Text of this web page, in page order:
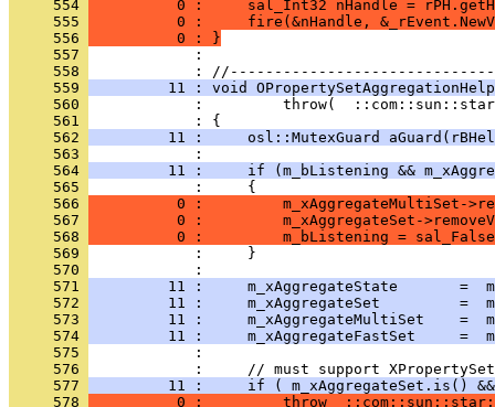
     554
0 :     sal_Int32 nHandle =
     555
0 :     fire(&nHandle,
     556
          0 : }
     557
            :
     558
     559
11 : void
     560
     561
     562
11 :     osl::MutexGuard
     563
     564
11 :     if (m_bListening &&
     565
     566
0 :         m_xAggregateMultiSet-
     567
0 :         m_xAggregateSet-
     568
0 :         m_bListening =
     569
     570
     571
11 :     m_xAggregateState       =
     572
11 :     m_xAggregateSet         =
     573
11 :     m_xAggregateMultiSet    =
     574
11 :     m_xAggregateFastSet     =
     575
     576
     577
11 :     if ( m_xAggregateSet.is()
     578
0 :         throw